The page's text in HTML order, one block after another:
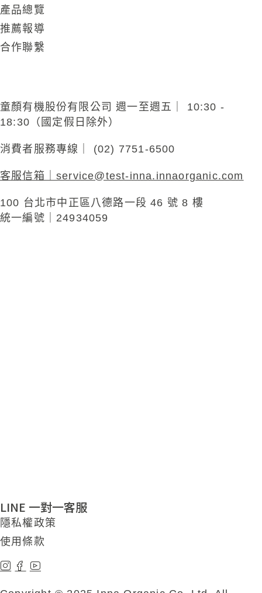
產品總覽
推薦報導
合作聯繫
童顏有機股份有限公司 週一至週五｜ 10:30 -
18:30（國定假日除外）
消費者服務專線｜ (02) 7751-6500
客服信箱｜ service@test-inna.innaorganic.com
100 台北市中正區八德路一段 46 號 8 樓
統一編號｜24934059
LINE 一對一客服
隱私權政策
使用條款